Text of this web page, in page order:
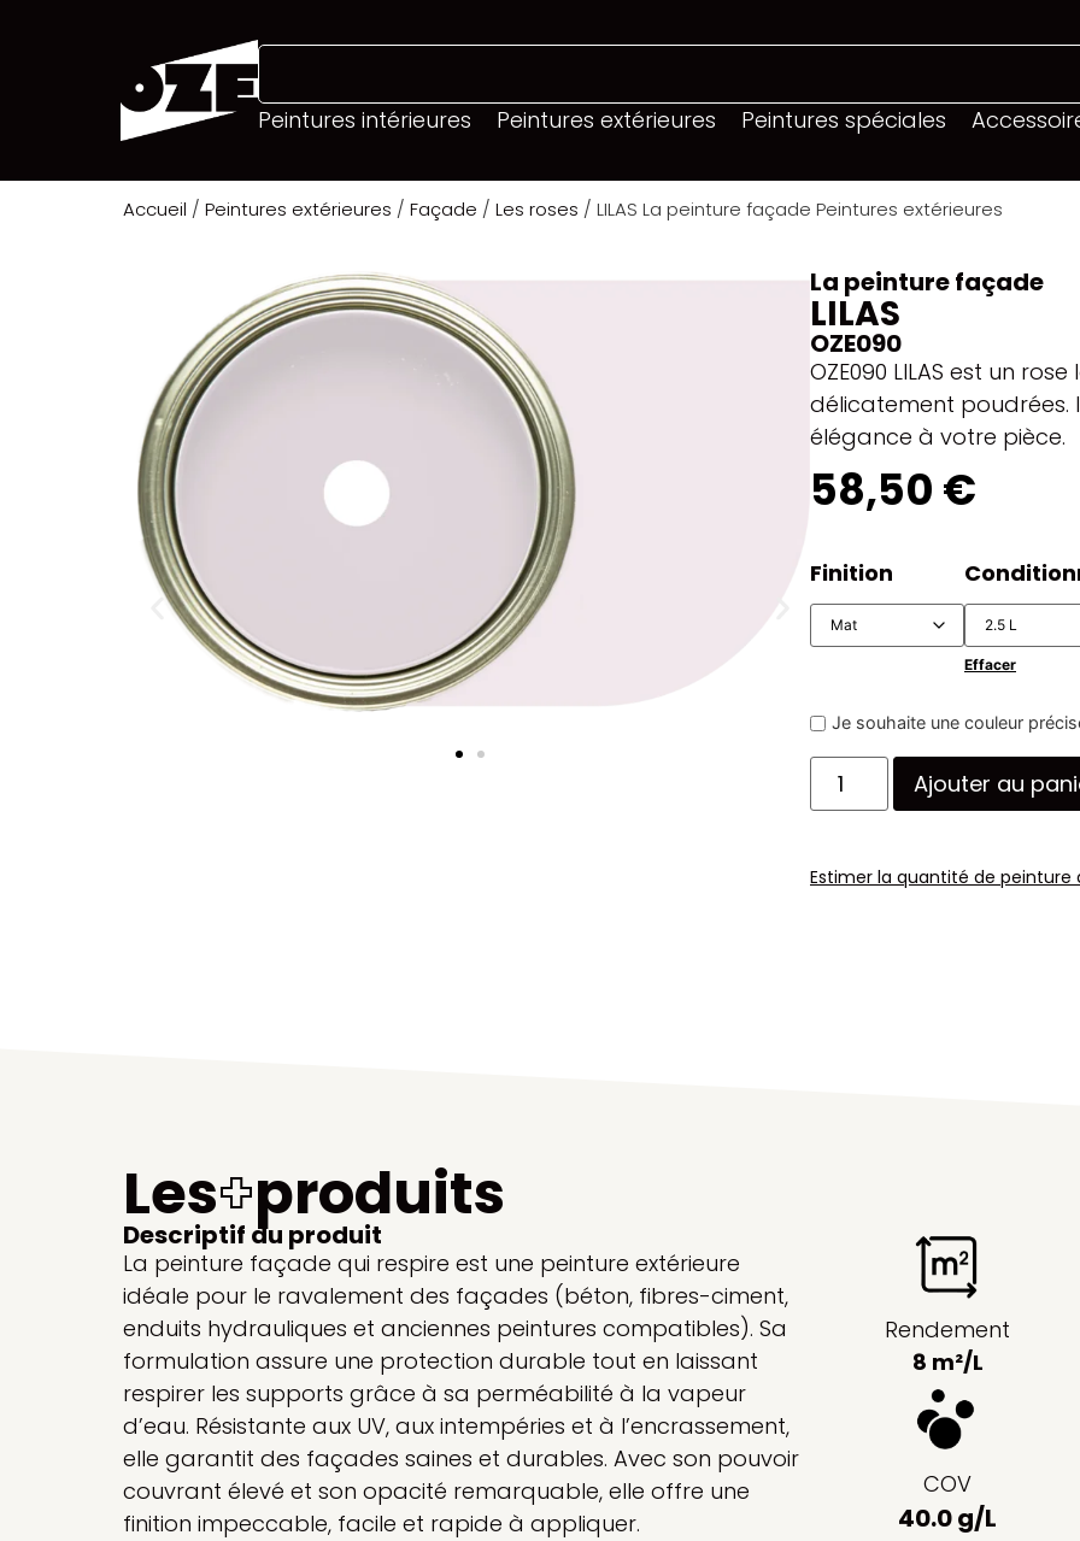
Peintures intérieures Peintures extérieures Peintures spéciales
Accueil / Peintures extérieures / Façade / Les roses / LILAS La peinture façade Peintures extérieures
La peinture façade
LILAS
OZE090
OZE090 LILAS est un
délicatement
élégance à votre pièce.
58,50 €
Finition
Effacer
Je souhaite une couleur
Ajouter au
Estimer la quantité de peinture
Les+produits
Descriptif du produit
La peinture façade qui respire est une peinture extérieure
idéale pour le ravalement des façades (béton, fibres-ciment,
enduits hydrauliques et anciennes peintures compatibles). Sa
formulation assure une protection durable tout en laissant
respirer les supports grâce à sa perméabilité à la vapeur
d’eau. Résistante aux UV, aux intempéries et à l’encrassement,
elle garantit des façades saines et durables. Avec son pouvoir
couvrant élevé et son opacité remarquable, elle offre une
finition impeccable, facile et rapide à appliquer.
Rendement
8 m²/L
COV
40.0 g/L